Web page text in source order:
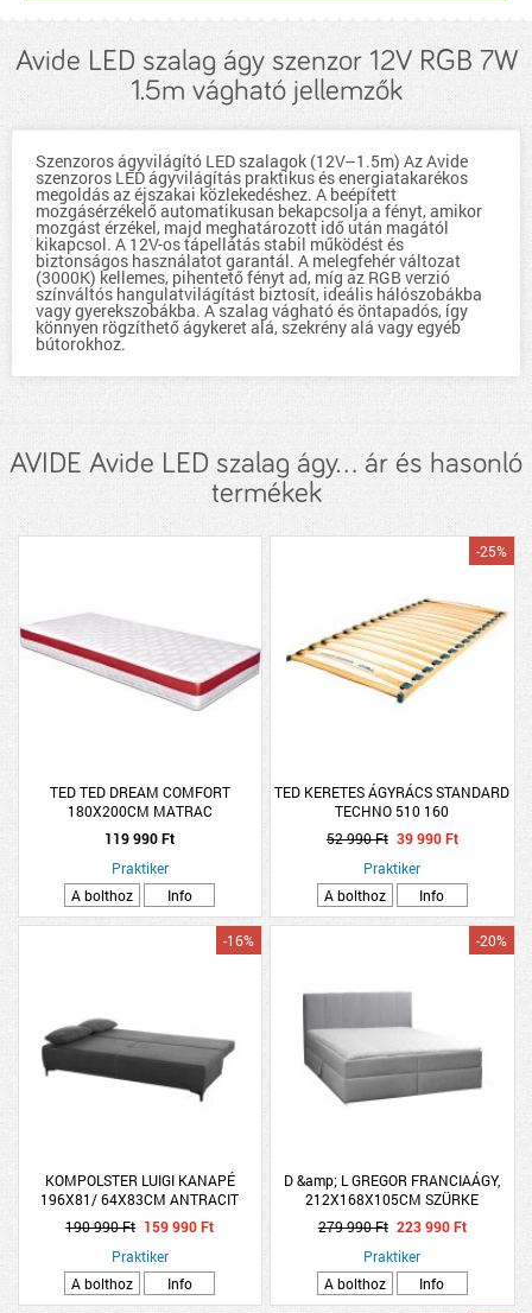
Avide LED szalag ágy szenzor 12V RGB 7W
1.5m vágható jellemzők
Szenzoros ágyvilágító LED szalagok (12V–1.5m) Az Avide
szenzoros LED ágyvilágítás praktikus és energiatakarékos
megoldás az éjszakai közlekedéshez. A beépített
mozgásérzékelő automatikusan bekapcsolja a fényt, amikor
mozgást érzékel, majd meghatározott idő után magától
kikapcsol. A 12V-os tápellátás stabil működést és
biztonságos használatot garantál. A melegfehér változat
(3000K) kellemes, pihentető fényt ad, míg az RGB verzió
színváltós hangulatvilágítást biztosít, ideális hálószobákba
vagy gyerekszobákba. A szalag vágható és öntapadós, így
könnyen rögzíthető ágykeret alá, szekrény alá vagy egyéb
bútorokhoz.
AVIDE Avide LED szalag ágy... ár és hasonló
termékek
TED TED DREAM COMFORT
180X200CM MATRAC
180X200X16CM VÁKUUM ROLL
MATRAC
119 990 Ft
Praktiker
A bolthoz
Info
TED KERETES ÁGYRÁCS STANDARD
TECHNO 510 160
-25%
52 990 Ft 39 990 Ft
Praktiker
A bolthoz
Info
KOMPOLSTER LUIGI KANAPÉ
196X81/ 64X83CM ANTRACIT
SZÜRKE
-16%
190 990 Ft 159 990 Ft
Praktiker
A bolthoz
Info
D &amp; L GREGOR FRANCIAÁGY,
212X168X105CM SZÜRKE
-20%
279 990 Ft 223 990 Ft
Praktiker
A bolthoz
Info